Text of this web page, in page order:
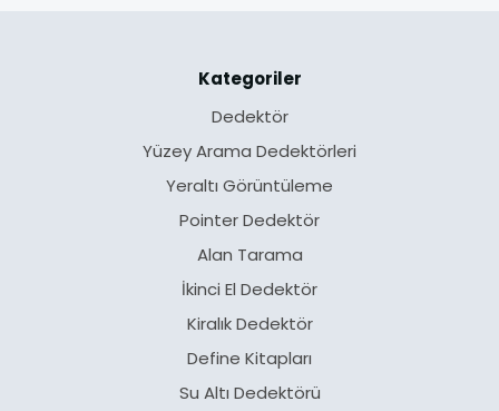
Kategoriler
Dedektör
Yüzey Arama Dedektörleri
Yeraltı Görüntüleme
Pointer Dedektör
Alan Tarama
İkinci El Dedektör
Kiralık Dedektör
Define Kitapları
Su Altı Dedektörü